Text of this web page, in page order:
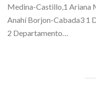
Medina-Castillo,1 Ariana
Anahí Borjon-Cabada3 1
2 Departamento…